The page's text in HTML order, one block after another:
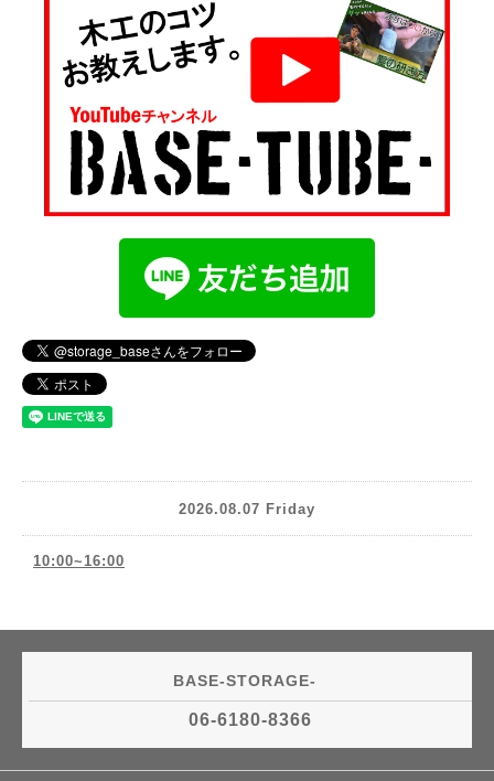
2026.08.07 Friday
10:00~16:00
BASE-STORAGE-
06-6180-8366